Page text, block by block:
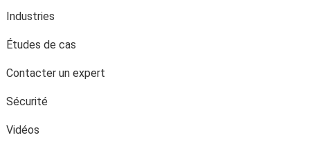
Industries
Études de cas
Contacter un expert
Sécurité
Vidéos